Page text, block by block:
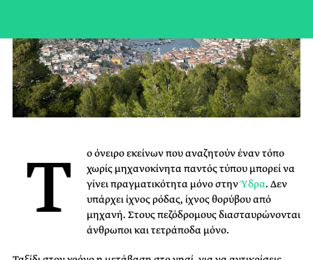
Τ
ο όνειρο εκείνων που αναζητούν έναν τόπο
χωρίς μηχανοκίνητα παντός τύπου μπορεί να
γίνει πραγματικότητα μόνο στηνΎδρα. Δεν
υπάρχει ίχνος ρόδας, ίχνος θορύβου από
μηχανή. Στους πεζόδρομους διασταυρώνονται
άνθρωποι και τετράποδα μόνο.